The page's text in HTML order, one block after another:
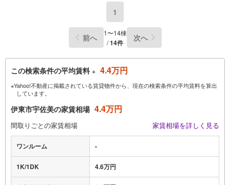
1
前へ
1〜14棟
/14件 次へ
この検索条件の平均賃料 ※ 4.4万円
※Yahoo!不動産に掲載されている賃貸物件から、現在の検索条件の平均賃料を算出
しています。
伊東市宇佐美の家賃相場 4.4万円
間取りごとの家賃相場 家賃相場を詳しく見る
ワンルーム -
1K/1DK 4.6万円